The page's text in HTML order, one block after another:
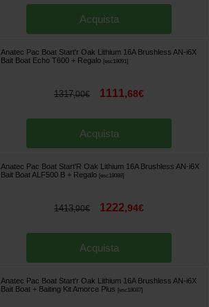
Acquista
Anatec Pac Boat Start'r Oak Lithium 16A Brushless AN-i6X
Bait Boat Echo T600 + Regalo [esc18091]
1317,00€ 1111,68€
Acquista
Anatec Pac Boat Start'R Oak Lithium 16A Brushless AN-i6X
Bait Boat ALF500 B + Regalo [esc18088]
1413,90€ 1222,94€
Acquista
Anatec Pac Boat Start'r Oak Lithium 16A Brushless AN-i6X
Bait Boat + Baiting Kit Amorce Plus
[esc18087]